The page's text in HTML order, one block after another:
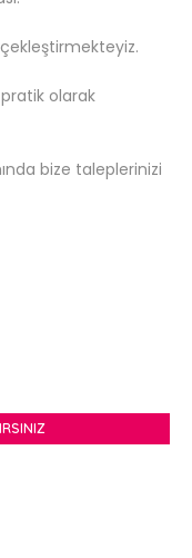
olarak
bize taleplerinizi